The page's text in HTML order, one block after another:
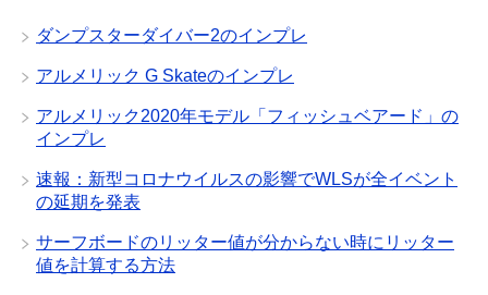
ダンプスターダイバー2のインプレ
アルメリック G Skateのインプレ
アルメリック2020年モデル「フィッシュベアード」の
インプレ
速報：新型コロナウイルスの影響でWLSが全イベント
の延期を発表
サーフボードのリッター値が分からない時にリッター
値を計算する方法